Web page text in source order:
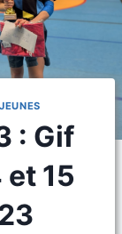
JEUNES
: Gif
15